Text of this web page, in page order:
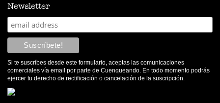
Newsletter
Si te suscríbes desde este formulario, aceptas las comunicaciones
comerciales vía email por parte de Cuenqueando. En todo momento podrás
ejercer tu derecho de rectificación o cancelación de la suscripción.